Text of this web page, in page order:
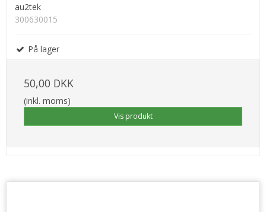
au2tek
300630015
På lager
50,00 DKK
(inkl. moms)
Vis produkt